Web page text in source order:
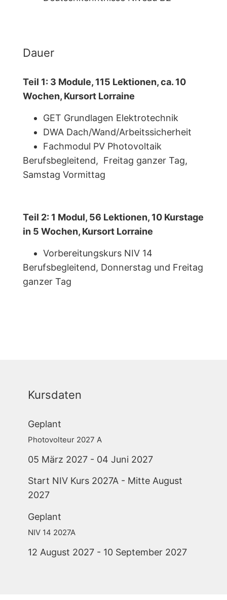
Dauer
Teil 1: 3 Module, 115 Lektionen, ca. 10
Wochen, Kursort Lorraine
GET Grundlagen Elektrotechnik
DWA Dach/Wand/Arbeitssicherheit
Fachmodul PV Photovoltaik
Berufsbegleitend, Freitag ganzer Tag,
Samstag Vormittag
Teil 2: 1 Modul, 56 Lektionen, 10 Kurstage
in 5 Wochen, Kursort Lorraine
Vorbereitungskurs NIV 14
Berufsbegleitend, Donnerstag und Freitag
ganzer Tag
Kursdaten
Geplant
Photovolteur 2027 A
05 März 2027 - 04 Juni 2027
Start NIV Kurs 2027A - Mitte August
2027
Geplant
NIV 14 2027A
12 August 2027 - 10 September 2027